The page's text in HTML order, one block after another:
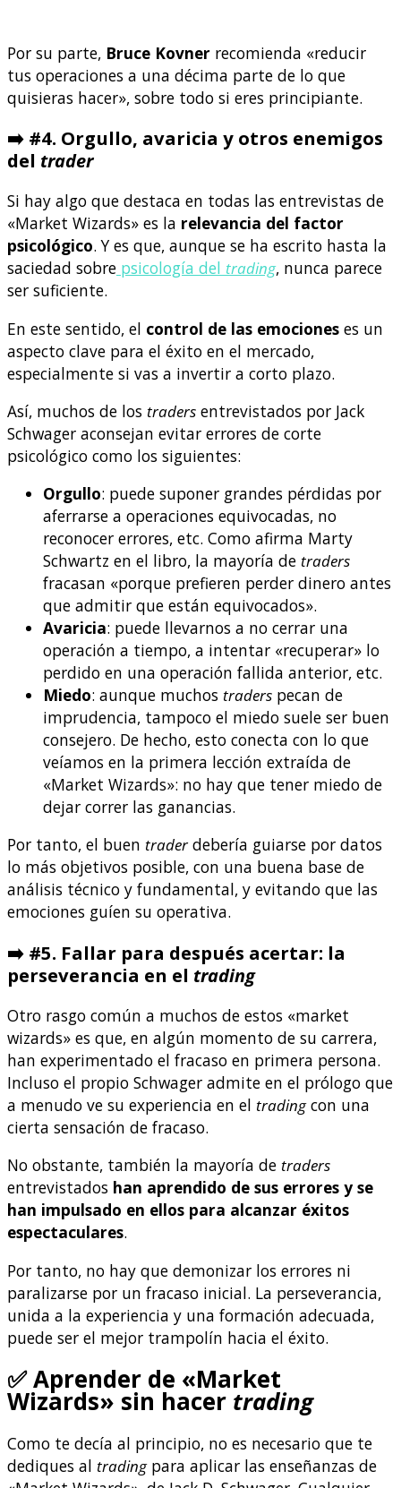
Por su parte, Bruce Kovner recomienda «reducir
tus operaciones a una décima parte de lo que
quisieras hacer», sobre todo si eres principiante.
➡️ #4. Orgullo, avaricia y otros enemigos
del trader
Si hay algo que destaca en todas las entrevistas de
«Market Wizards» es la relevancia del factor
psicológico. Y es que, aunque se ha escrito hasta la
saciedad sobre psicología del trading, nunca parece
ser suficiente.
En este sentido, el control de las emociones es un
aspecto clave para el éxito en el mercado,
especialmente si vas a invertir a corto plazo.
Así, muchos de los traders entrevistados por Jack
Schwager aconsejan evitar errores de corte
psicológico como los siguientes:
Orgullo: puede suponer grandes pérdidas por
aferrarse a operaciones equivocadas, no
reconocer errores, etc. Como afirma Marty
Schwartz en el libro, la mayoría de traders
fracasan «porque prefieren perder dinero antes
que admitir que están equivocados».
Avaricia: puede llevarnos a no cerrar una
operación a tiempo, a intentar «recuperar» lo
perdido en una operación fallida anterior, etc.
Miedo: aunque muchos traders pecan de
imprudencia, tampoco el miedo suele ser buen
consejero. De hecho, esto conecta con lo que
veíamos en la primera lección extraída de
«Market Wizards»: no hay que tener miedo de
dejar correr las ganancias.
Por tanto, el buen traderdebería guiarse por datos
lo más objetivos posible, con una buena base de
análisis técnico y fundamental, y evitando que las
emociones guíen su operativa.
➡️ #5. Fallar para después acertar: la
perseverancia en el trading
Otro rasgo común a muchos de estos «market
wizards» es que, en algún momento de su carrera,
han experimentado el fracaso en primera persona.
Incluso el propio Schwager admite en el prólogo que
a menudo ve su experiencia en el tradingcon una
cierta sensación de fracaso.
No obstante, también la mayoría de traders
entrevistados han aprendido de sus errores y se
han impulsado en ellos para alcanzar éxitos
espectaculares.
Por tanto, no hay que demonizar los errores ni
paralizarse por un fracaso inicial. La perseverancia,
unida a la experiencia y una formación adecuada,
puede ser el mejor trampolín hacia el éxito.
✅Aprender de «Market
Wizards» sin hacer trading
Como te decía al principio, no es necesario que te
dediques al tradingpara aplicar las enseñanzas de